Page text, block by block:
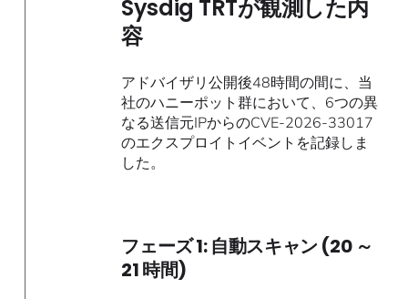
Sysdig TRTが観測した内
容
アドバイザリ公開後48時間の間に、当
社のハニーポット群において、6つの異
なる送信元IPからのCVE-2026-33017
のエクスプロイトイベントを記録しま
した。
フェーズ 1: 自動スキャン (20 ～
21 時間)